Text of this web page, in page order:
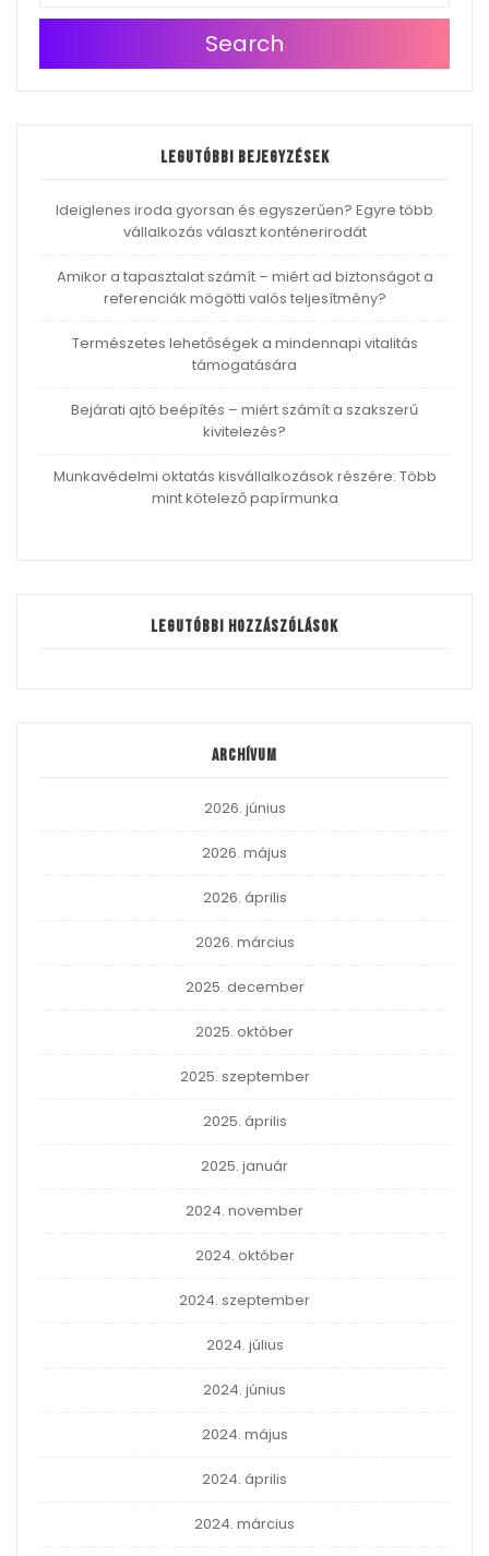
Search
Legutóbbi bejegyzések
Ideiglenes iroda gyorsan és egyszerűen? Egyre több
vállalkozás választ konténerirodát
Amikor a tapasztalat számít – miért ad biztonságot a
referenciák mögötti valós teljesítmény?
Természetes lehetőségek a mindennapi vitalitás
támogatására
Bejárati ajtó beépítés – miért számít a szakszerű
kivitelezés?
Munkavédelmi oktatás kisvállalkozások részére: Több
mint kötelező papírmunka
Legutóbbi hozzászólások
Archívum
2026. június
2026. május
2026. április
2026. március
2025. december
2025. október
2025. szeptember
2025. április
2025. január
2024. november
2024. október
2024. szeptember
2024. július
2024. június
2024. május
2024. április
2024. március